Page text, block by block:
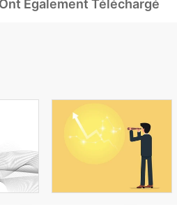
Également Téléchargé